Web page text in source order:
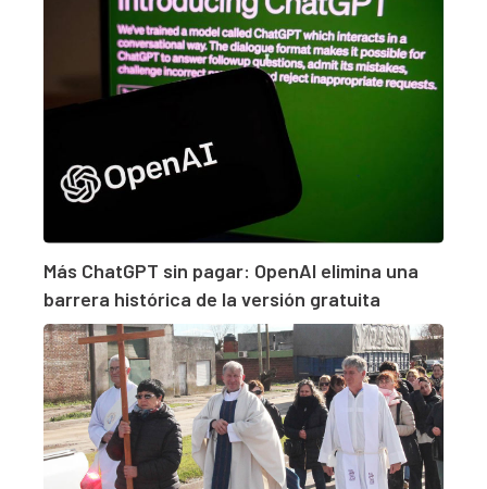
Más ChatGPT sin pagar: OpenAI elimina una
barrera histórica de la versión gratuita